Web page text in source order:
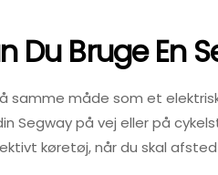
Du Bruge En
samme måde som et
Segway på vej eller på
køretøj, når du skal